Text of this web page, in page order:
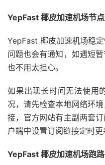
YepFast 椰皮加速机场节点
YepFast 椰皮加速机场稳
问题也会有通知，如遇短
也不用太担心。
如果出现长时间无法使用
况，请先检查本地网络环
接，官方网站有主副两套
户端中设置订阅链接定时更
YepFast 椰皮加速机场跑路